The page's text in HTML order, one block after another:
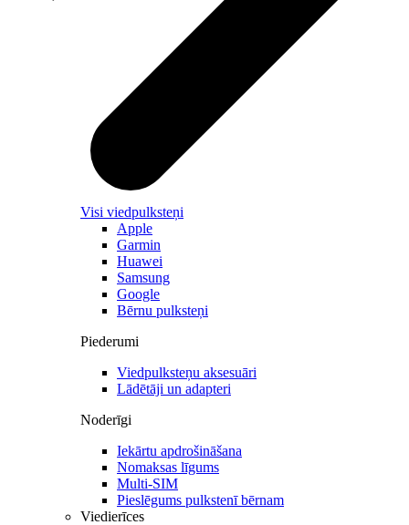
Visi viedpulksteņi
Apple
Garmin
Huawei
Samsung
Google
Bērnu pulksteņi
Piederumi
Viedpulksteņu aksesuāri
Lādētāji un adapteri
Noderīgi
Iekārtu apdrošināšana
Nomaksas līgums
Multi-SIM
Pieslēgums pulkstenī bērnam
Viedierīces